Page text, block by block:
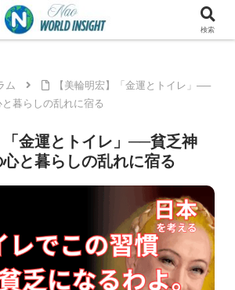
ム
【美輪明宏】「金運とトイレ」──
暮らしの乱れに宿る
「金運とトイレ」──貧乏神
と暮らしの乱れに宿る
検索